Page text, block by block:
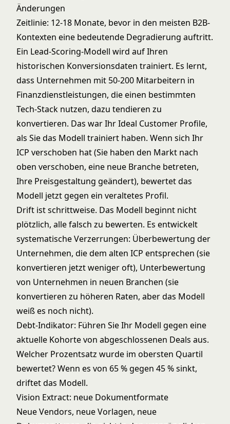
Änderungen
Zeitlinie: 12-18 Monate, bevor in den meisten B2B-
Kontexten eine bedeutende Degradierung auftritt.
Ein Lead-Scoring-Modell wird auf Ihren
historischen Konversionsdaten trainiert. Es lernt,
dass Unternehmen mit 50-200 Mitarbeitern in
Finanzdienstleistungen, die einen bestimmten
Tech-Stack nutzen, dazu tendieren zu
konvertieren. Das war Ihr Ideal Customer Profile,
als Sie das Modell trainiert haben. Wenn sich Ihr
ICP verschoben hat (Sie haben den Markt nach
oben verschoben, eine neue Branche betreten,
Ihre Preisgestaltung geändert), bewertet das
Modell jetzt gegen ein veraltetes Profil.
Drift ist schrittweise. Das Modell beginnt nicht
plötzlich, alle falsch zu bewerten. Es entwickelt
systematische Verzerrungen: Überbewertung der
Unternehmen, die dem alten ICP entsprechen (sie
konvertieren jetzt weniger oft), Unterbewertung
von Unternehmen in neuen Branchen (sie
konvertieren zu höheren Raten, aber das Modell
weiß es noch nicht).
Debt-Indikator: Führen Sie Ihr Modell gegen eine
aktuelle Kohorte von abgeschlossenen Deals aus.
Welcher Prozentsatz wurde im obersten Quartil
bewertet? Wenn es von 65 % gegen 45 % sinkt,
driftet das Modell.
Vision Extract: neue Dokumentformate
Neue Vendors, neue Vorlagen, neue